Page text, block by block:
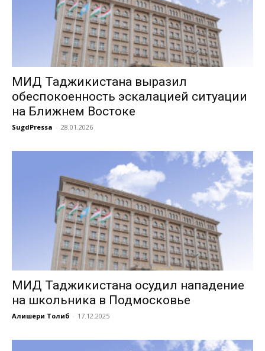
МИД Таджикистана выразил
обеспокоенность эскалацией ситуации
на Ближнем Востоке
SugdPressa - 28.01.2026
МИД Таджикистана осудил нападение
на школьника в Подмосковье
Алишери Толиб - 17.12.2025